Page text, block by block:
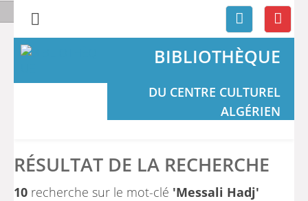
BIBLIOTHÈQUE
DU CENTRE CULTUREL
ALGÉRIEN
RÉSULTAT DE LA RECHERCHE
10 recherche sur le mot-clé 'Messali Hadj'